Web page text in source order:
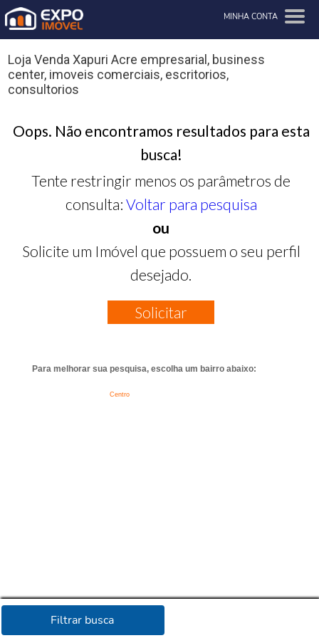
MINHA CONTA
Filtrar busca
Loja Venda Xapuri Acre empresarial, business
center, imoveis comerciais, escritorios,
consultorios
Oops. Não encontramos resultados para esta
busca!
Tente restringir menos os parâmetros de
consulta: Voltar para pesquisa
ou
Solicite um Imóvel que possuem o seu perfil
desejado.
Solicitar
Para melhorar sua pesquisa, escolha um bairro abaixo:
Centro